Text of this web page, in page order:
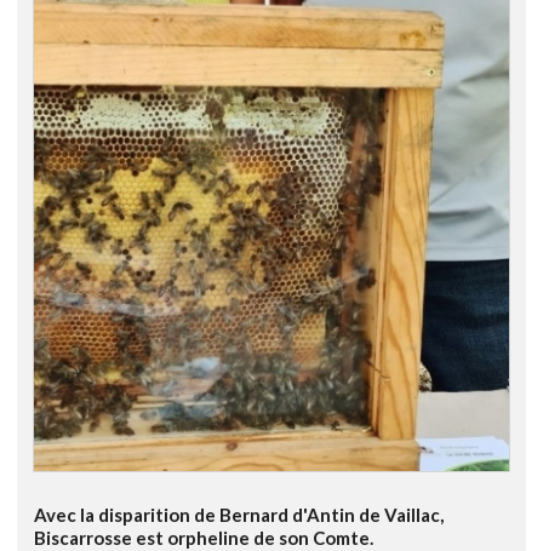
Avec la disparition de Bernard d'Antin de Vaillac,
Biscarrosse est orpheline de son Comte.